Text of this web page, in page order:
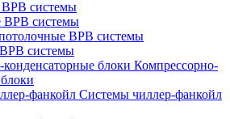
ВРВ системы
ВРВ системы
ВРВ системы
системы
Компрессорно-
Системы чиллер-фанкойл